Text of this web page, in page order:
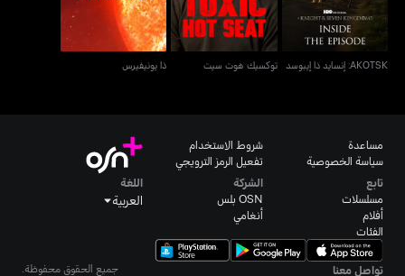
AKOTSK: إنسايد ذا إيبوسد توكسيك هوت سيت ذا يونيفيرس
مساعدة
سياسة الخصوصية
شروط الاستخدام
تفعيل الرمز الترويجي
تابع
مسلسلات
أفلام
الفئات
الشركة
OSN بلس
أنغامي
اللغة
العربية
تواصل معنا
جميع الحقوق محفوظة.